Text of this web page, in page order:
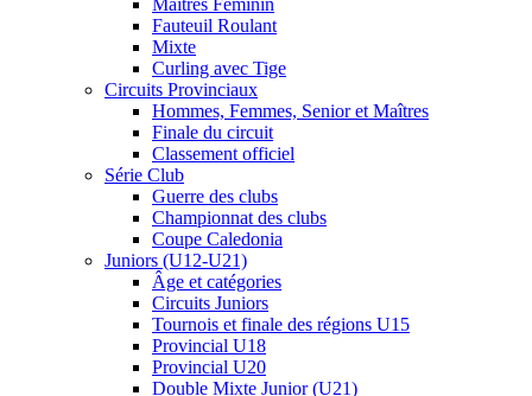
Maîtres Féminin
Fauteuil Roulant
Mixte
Curling avec Tige
Circuits Provinciaux
Hommes, Femmes, Senior et Maîtres
Finale du circuit
Classement officiel
Série Club
Guerre des clubs
Championnat des clubs
Coupe Caledonia
Juniors (U12-U21)
Âge et catégories
Circuits Juniors
Tournois et finale des régions U15
Provincial U18
Provincial U20
Double Mixte Junior (U21)